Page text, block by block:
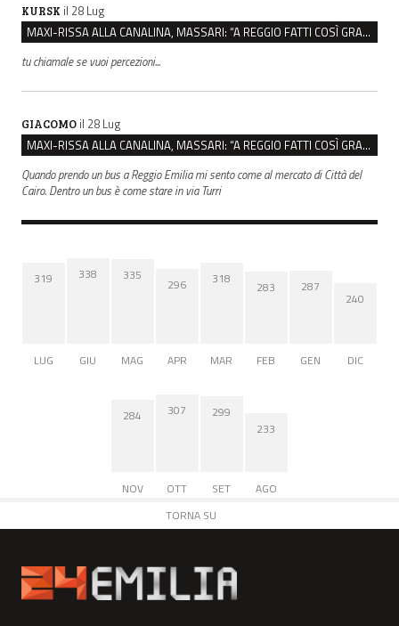
KURSK il 28 Lug
MAXI-RISSA ALLA CANALINA, MASSARI: “A REGGIO FATTI COSÌ GRAVI NON DEVONO TROVARE SPAZIO”
tu chiamale se vuoi percezioni...
GIACOMO il 28 Lug
MAXI-RISSA ALLA CANALINA, MASSARI: “A REGGIO FATTI COSÌ GRAVI NON DEVONO TROVARE SPAZIO”
Quando prendo un bus a Reggio Emilia mi sento come al mercato di Città del
Cairo. Dentro un bus è come stare in via Turri
319
LUG
338
GIU
335
MAG
296
APR
318
MAR
283
FEB
287
GEN
240
DIC
284
NOV
307
OTT
299
SET
233
AGO
TORNA SU